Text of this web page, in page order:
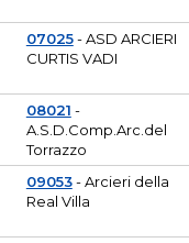
07025- ASD ARCIERI
CURTIS VADI
08021 -
A.S.D.Comp.Arc.del
Torrazzo
09053- Arcieri della
Real Villa